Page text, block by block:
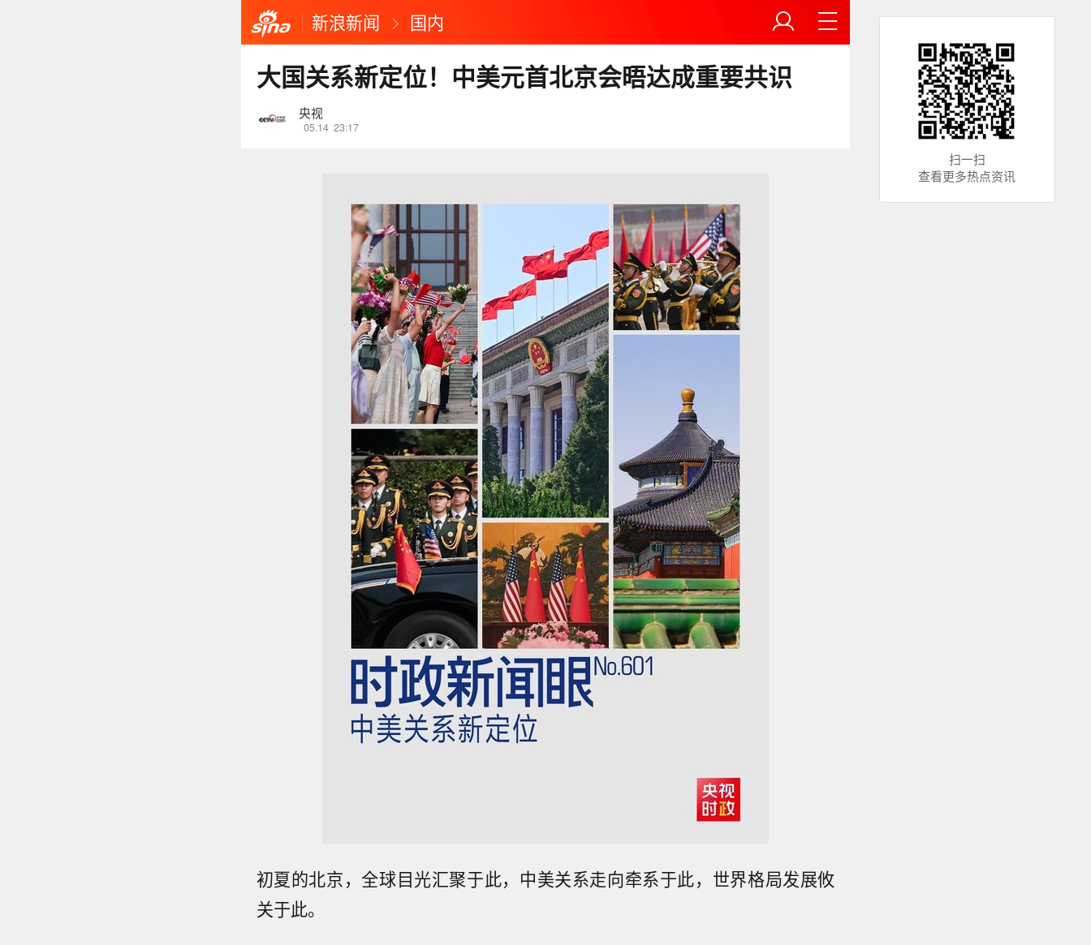
新浪新闻 国内
大国关系新定位！中美元首北京会晤达成重要共识
央视
05.14 23:17
初夏的北京，全球目光汇聚于此，中美关系走向牵系于此，世界格局发展攸
关于此。
扫一扫
查看更多热点资讯